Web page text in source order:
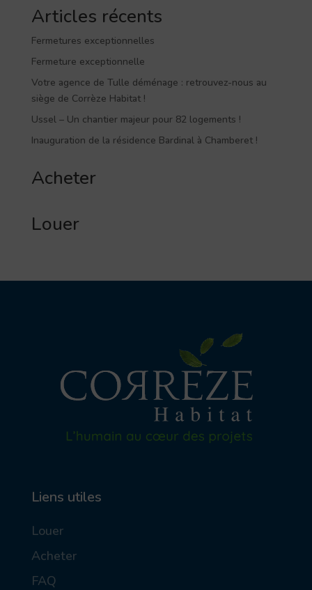
Articles récents
Fermetures exceptionnelles
Fermeture exceptionnelle
Votre agence de Tulle déménage : retrouvez-nous au
siège de Corrèze Habitat !
Ussel – Un chantier majeur pour 82 logements !
Inauguration de la résidence Bardinal à Chamberet !
Acheter
Louer
Liens utiles
Louer
Acheter
FAQ